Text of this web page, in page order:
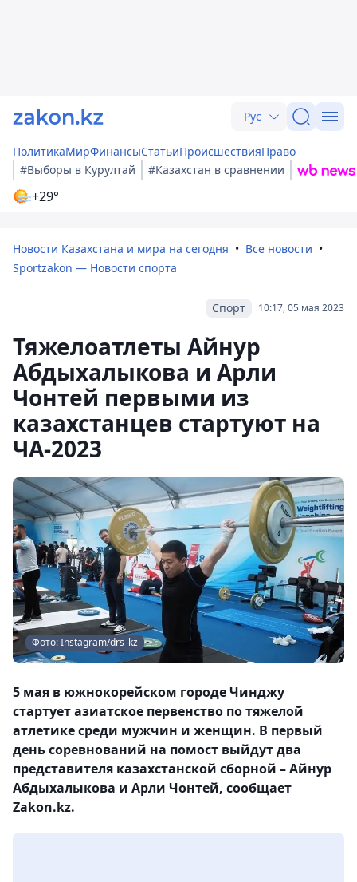
Рус
ПолитикаМирФинансыСтатьиПроисшествияПраво
#Выборы в Курултай
#Казахстан в сравнении
+29°
Новости Казахстана и мира на сегодня
Все новости
Sportzakon — Новости спорта
10:17, 05 мая 2023
Спорт
Тяжелоатлеты Айнур
Абдыхалыкова и Арли
Чонтей первыми из
казахстанцев стартуют на
ЧА-2023
Фото: Instagram/drs_kz
5 мая в южнокорейском городе Чинджу
стартует азиатское первенство по тяжелой
атлетике среди мужчин и женщин. В первый
день соревнований на помост выйдут два
представителя казахстанской сборной – Айнур
Абдыхалыкова и Арли Чонтей, сообщает
Zakon.kz.